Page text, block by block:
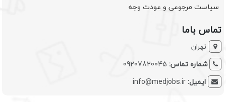
سیاست مرجوعی و عودت وجه
تماس باما
تهران
شماره تماس: 09207820045
ایمیل:info@medjobs.ir